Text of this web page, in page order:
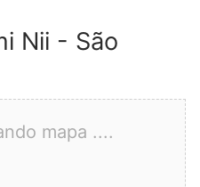
Nii - São
mapa ....